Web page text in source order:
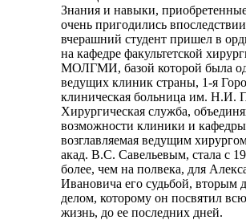
Знания и навыки, приобретенные
очень пригодились
вчерашний студент пришел в
на кафедре факультетской
МОЛГМИ, базой которой была
ведущих клиник страны, 1-я
клиническая больница им. Н.И.
Хирургическая служба,
возможности клиники и
возглавляемая ведущим
акад. В.С. Савельевым, стала с
более, чем на полвека, для
Ивановича его судьбой, вторым
делом, которому он посвятил
жизнь, до ее последних дней.